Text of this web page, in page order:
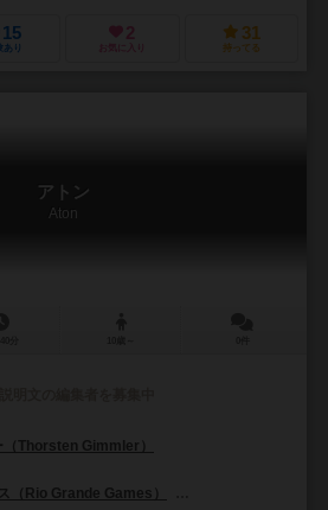
15
あり
2
お気に入り
31
持ってる
アトン
Aton
（Thorsten Gimmler）
（Rio Grande Games）